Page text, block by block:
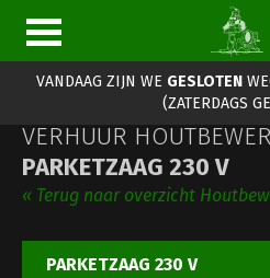
VANDAAG ZIJN WE GESLOTEN
(ZATERDAGS
VERHUUR
PARKETZAAG 230 V
« Terug naar overzicht
PARKETZAAG 230 V